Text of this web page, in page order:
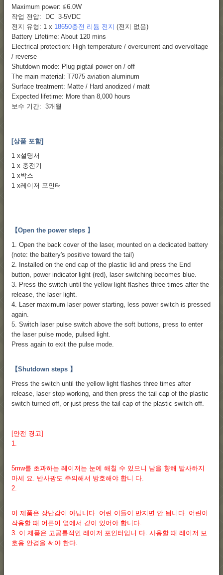
Maximum power: ≦6.0W
작업 전압: DC 3-5VDC
전지 유형: 1 x 18650충전 리튬 전지 (전지 없음)
Battery Lifetime: About 120 mins
Electrical protection: High temperature / overcurrent and overvoltage
/ reverse
Shutdown mode: Plug pigtail power on / off
The main material: T7075 aviation aluminum
Surface treatment: Matte / Hard anodized / matt
Expected lifetime: More than 8,000 hours
보수 기간: 3개월
[상품 포함]
1 x설명서
1 x 충전기
1 x박스
1 x레이저 포인터
【Open the power steps 】
1. Open the back cover of the laser, mounted on a dedicated battery
(note: the battery's positive toward the tail)
2. Installed on the end cap of the plastic lid and press the End
button, power indicator light (red), laser switching becomes blue.
3. Press the switch until the yellow light flashes three times after the
release, the laser light.
4. Laser maximum laser power starting, less power switch is pressed
again.
5. Switch laser pulse switch above the soft buttons, press to enter
the laser pulse mode, pulsed light.
Press again to exit the pulse mode.
【Shutdown steps 】
Press the switch until the yellow light flashes three times after
release, laser stop working, and then press the tail cap of the plastic
switch turned off, or just press the tail cap of the plastic switch off.
[안전 경고]
1.
5mw를 초과하는 레이저는 눈에 해칠 수 있으니 남을 향해 발사하지
마세 요. 반사광도 주의해서 방호해야 합니 다.
2.
이 제품은 장난감이 아닙니다. 어린 이들이 만지면 안 됩니다. 어린이
작용할 때 어른이 옆에서 같이 있어야 합니다.
3. 이 제품은 고공률적인 레이저 포인터입니 다. 사용할 때 레이저 보
호용 안경을 써야 한다.